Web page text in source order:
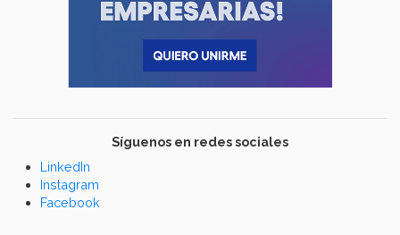
Síguenos en redes sociales
LinkedIn
Instagram
Facebook